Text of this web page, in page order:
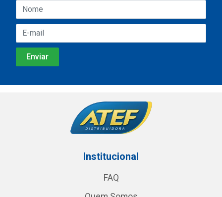
Institucional
FAQ